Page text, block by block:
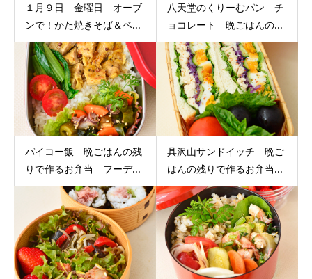
１月９日 金曜日 オーブ
ンで！かた焼きそば＆ベ...
八天堂のくりーむパン チ
ョコレート 晩ごはんの...
パイコー飯 晩ごはんの残
りで作るお弁当 フーデ...
具沢山サンドイッチ 晩ご
はんの残りで作るお弁当...